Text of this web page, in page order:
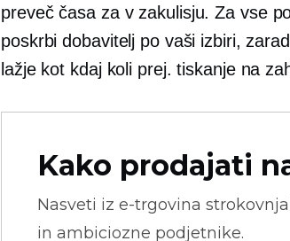
preveč časa za v zakulisju. Za vse
poskrbi dobavitelj po vaši izbiri,
lažje kot kdaj koli prej.tiskanje na
Kako prodajati
Nasveti iz e-trgovina
in ambiciozne podjetnike.